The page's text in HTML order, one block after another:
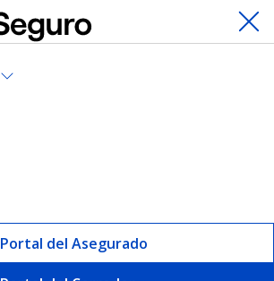
Portal del Asegurado